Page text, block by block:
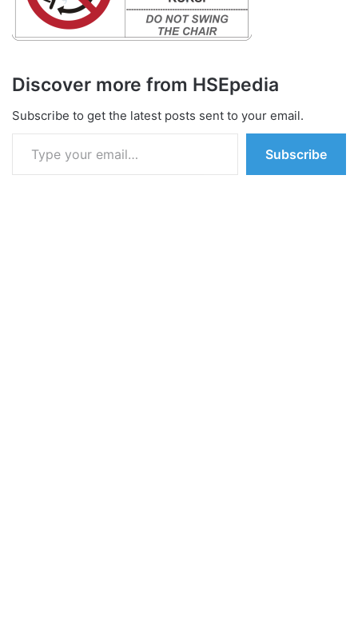
Discover more from HSEpedia
Subscribe to get the latest posts sent to your email.
Type your email…
Subscribe